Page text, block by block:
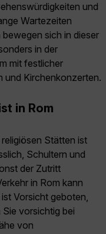
und
Wartezeiten
sich in dieser
in der
mit festlicher
und Kirchenkonzerten.
in Rom
Stätten ist
Schultern und
der Zutritt
in Rom kann
Vorsicht geboten,
vorsichtig bei
von